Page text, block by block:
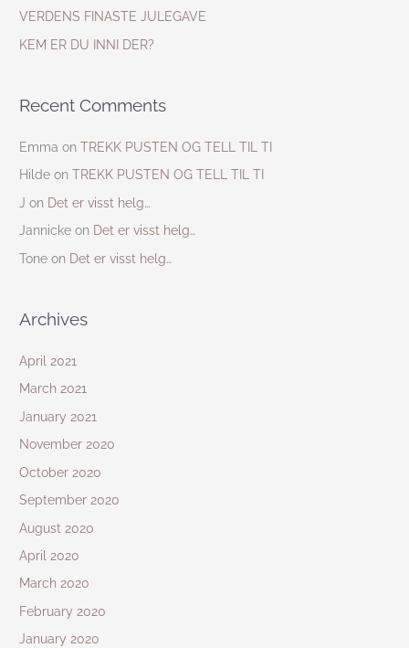
r
:
VERDENS FINASTE JULEGAVE
KEM ER DU INNI DER?
Recent Comments
Emma onTREKK PUSTEN OG TELL TIL TI
Hilde onTREKK PUSTEN OG TELL TIL TI
J on Det er visst helg…
Jannicke on Det er visst helg…
Tone on Det er visst helg…
Archives
April 2021
March 2021
January 2021
November 2020
October 2020
September 2020
August 2020
April 2020
March 2020
February 2020
January 2020